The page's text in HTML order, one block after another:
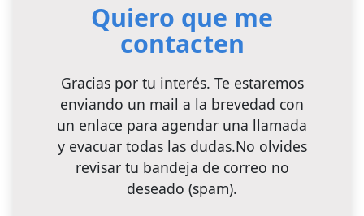
Quiero que me
contacten
Gracias por tu interés. Te estaremos
enviando un mail a la brevedad con
un enlace para agendar una llamada
y evacuar todas las dudas.No olvides
revisar tu bandeja de correo no
deseado (spam).